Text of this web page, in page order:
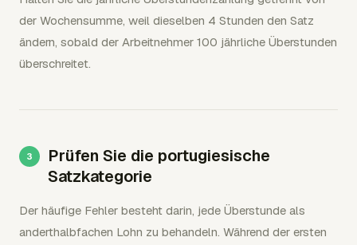
der Wochensumme, weil dieselben 4 Stunden den Satz
ändern, sobald der Arbeitnehmer 100 jährliche Überstunden
überschreitet.
Prüfen Sie die portugiesische
Satzkategorie
Der häufige Fehler besteht darin, jede Überstunde als
anderthalbfachen Lohn zu behandeln. Während der ersten